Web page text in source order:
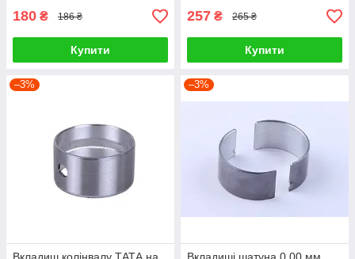
180 ₴ 186 ₴
Купити
257 ₴ 265 ₴
Купити
–3% –3%